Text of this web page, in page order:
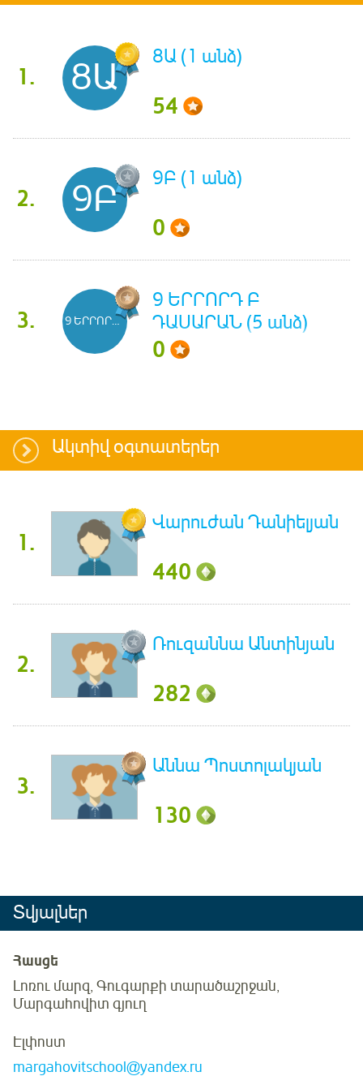
1. 8Ա 8Ա (1 անձ)
54
2. 9Բ 9Բ (1 անձ)
0
3. 9 ԵՐՐՈՐԴ Բ ԴԱՍԱՐԱՆ
9 ԵՐՐՈՐԴ Բ
ԴԱՍԱՐԱՆ (5 անձ)
0
Ակտիվ օգտատերեր
1.
Վարուժան Դանիելյան
440
2.
Ռուզաննա Անտինյան
282
3.
Աննա Պոստոլակյան
130
Տվյալներ
Հասցե
Լոռու մարզ, Գուգարքի տարածաշրջան,
Մարգահովիտ գյուղ
Էլփոստ
margahovitschool@yandex.ru